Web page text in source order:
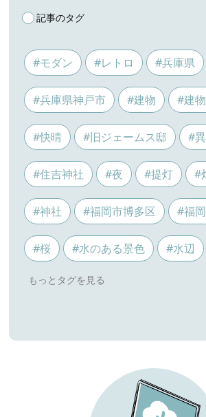
記事のタグ
#モダン #レトロ #兵庫県
#兵庫県神戸市 #建物 #建
#快晴 #旧ジェームス邸 #
#住吉神社 #夜 #提灯 #
#神社 #福岡市博多区 #福
#桜 #水のある景色 #水辺